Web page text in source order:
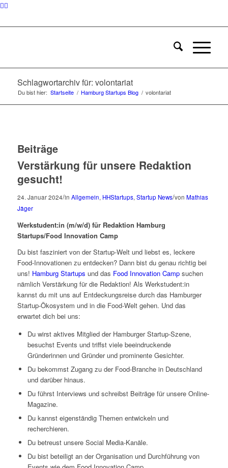
Schlagwortarchiv für: volontariat
Du bist hier: Startseite / Hamburg Startups Blog / volontariat
Beiträge
Verstärkung für unsere Redaktion
gesucht!
24. Januar 2024/in Allgemein, HHStartups, Startup News/von Mathias
Jäger
Werkstudent:in (m/w/d) für Redaktion Hamburg
Startups/Food Innovation Camp
Du bist fasziniert von der Startup-Welt und liebst es, leckere
Food-Innovationen zu entdecken? Dann bist du genau richtig bei
uns! Hamburg Startups und das Food Innovation Campsuchen
nämlich Verstärkung für die Redaktion! Als Werkstudent:in
kannst du mit uns auf Entdeckungsreise durch das Hamburger
Startup-Ökosystem und in die Food-Welt gehen. Und das
erwartet dich bei uns:
Du wirst aktives Mitglied der Hamburger Startup-Szene,
besuchst Events und triffst viele beeindruckende
Gründerinnen und Gründer und prominente Gesichter.
Du bekommst Zugang zu der Food-Branche in Deutschland
und darüber hinaus.
Du führst Interviews und schreibst Beiträge für unsere Online-
Magazine.
Du kannst eigenständig Themen entwickeln und
recherchieren.
Du betreust unsere Social Media-Kanäle.
Du bist beteiligt an der Organisation und Durchführung von